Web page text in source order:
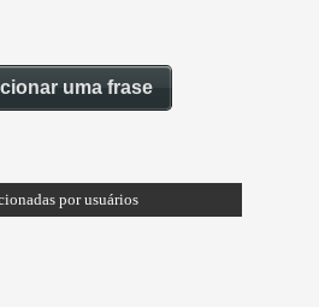
uma frase
por usuários